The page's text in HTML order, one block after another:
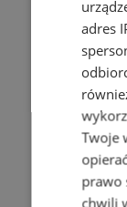
adres
Twoje
prawo
chwili